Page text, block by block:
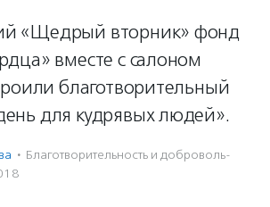
«Щедрый вторник» фонд
вместе с салоном
благотворительный
для кудрявых людей».
· Благотвори­тель­ность и доброволь­